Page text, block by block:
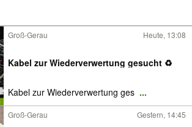
Groß-Gerau Heute, 13:08
Kabel zur Wiederverwertung gesucht ♻️
Kabel zur Wiederverwertung ges ...
Groß-Gerau Gestern, 14:45